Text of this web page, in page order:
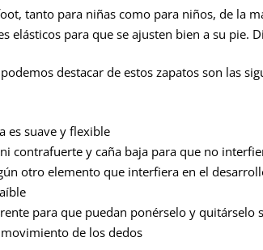
tanto para niñas como para niños, de la
elásticos para que se ajusten bien a su pie.
destacar de estos zapatos son las
es suave y flexible
contrafuerte y caña baja para que no
otro elemento que interfiera en el
para que puedan ponérselo y
de los dedos